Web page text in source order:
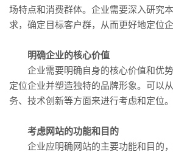
场特点和消费群体。企业需要深入研究
求，确定目标客户群，从而更好地定位企
明确企业的核心价值
企业需要明确自身的核心价值和优
定位企业并塑造独特的品牌形象。可以
务、技术创新等方面来进行考虑和定位。
考虑网站的功能和目的
企业应明确网站的主要功能和目的